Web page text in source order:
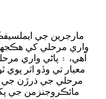
مارجرين جي
واري مرحلي کي
آهي، ۽ پاڻي واري
معيار تي وڏو اثر پوي
مرحلي جي ذرڙن جي
مائڪروجنزمن جي